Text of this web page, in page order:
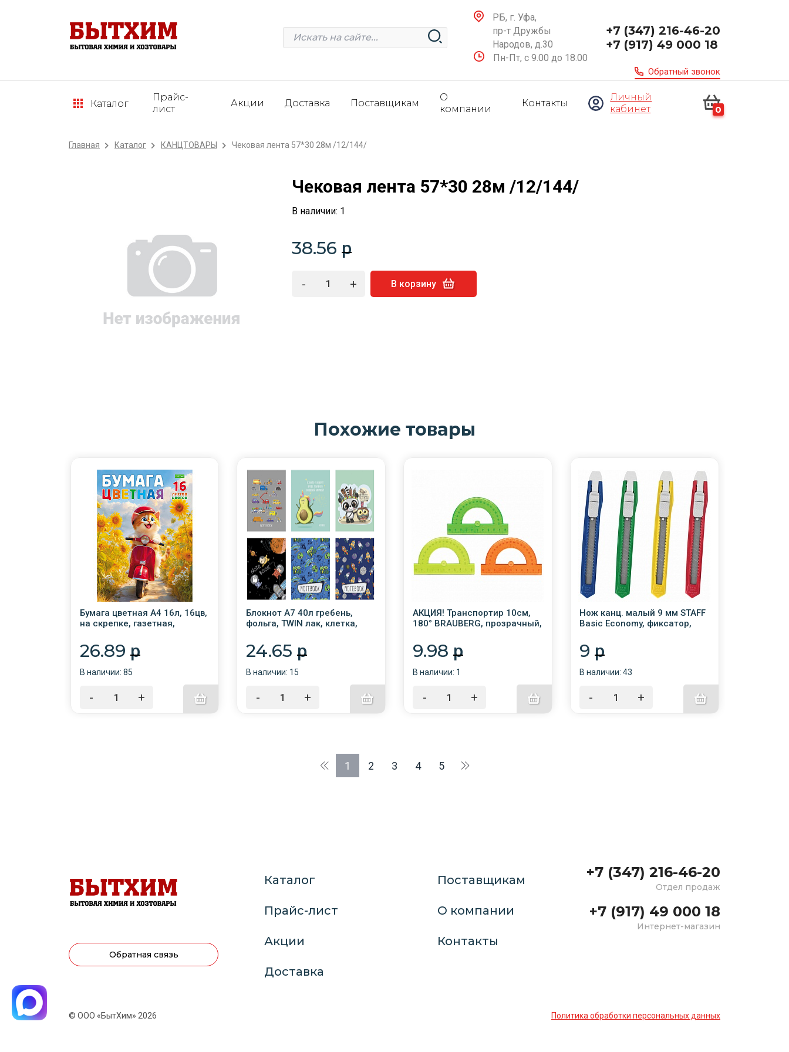
РБ, г. Уфа,
пр-т Дружбы
Народов, д.30
Пн-Пт, с 9.00 до 18.00
+7 (347) 216-46-20
+7 (917) 49 000 18
Обратный звонок
Каталог
Прайс-
лист
Акции Доставка Поставщикам
О
компании
Контакты
Личный
кабинет
0
Главная Каталог КАНЦТОВАРЫ Чековая лента 57*30 28м /12/144/
Чековая лента 57*30 28м /12/144/
В наличии: 1
38.56 p
- + В корзину
Похожие товары
Бумага цветная А4 16л, 16цв,
на скрепке, газетная,
"Мурлыка" /50/
26.89 p
В наличии: 85
- +
Блокнот А7 40л гребень,
фольга, TWIN лак, клетка,
24.65p
В наличии: 15
- +
АКЦИЯ! Транспортир 10см,
180° BRAUBERG, прозрачный,
/60/
9.98 p
В наличии: 1
- +
Нож канц. малый 9 мм STAFF
Basic Economy, фиксатор,
9 p
В наличии: 43
- +
1 2 3 4 5
Обратная связь
Каталог
Прайс-лист
Акции
Доставка
Поставщикам
О компании
Контакты
+7 (347) 216-46-20
Отдел продаж
+7 (917) 49 000 18
Интернет-магазин
© ООО «БытХим» 2026 Политика обработки персональных данных